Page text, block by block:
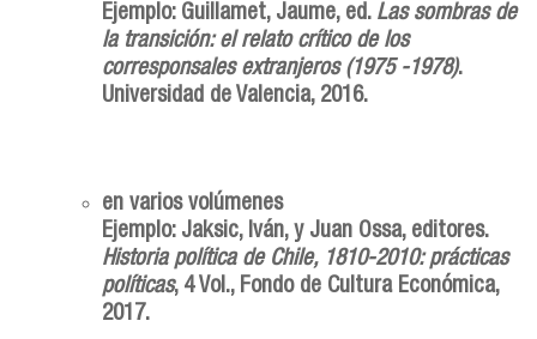
Ejemplo: Guillamet, Jaume, ed. Las sombras de
la transición: el relato crítico de los
corresponsales extranjeros (1975 -1978).
Universidad de Valencia, 2016.
en varios volúmenes
Ejemplo: Jaksic, Iván, y Juan Ossa, editores.
Historia política de Chile, 1810-2010: prácticas
políticas, 4 Vol., Fondo de Cultura Económica,
2017.